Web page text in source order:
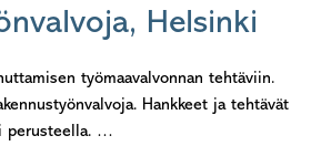
Helsinki
työmaavalvonnan tehtäviin.
Hankkeet ja tehtävät
perusteella. …